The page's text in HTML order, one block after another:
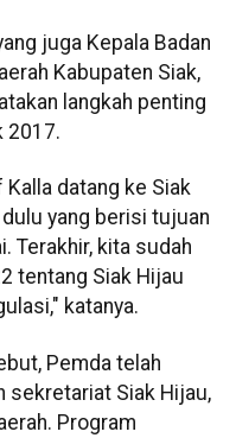
juga Kepala Badan
Kabupaten Siak,
langkah penting
2017.
datang ke Siak
yang berisi tujuan
Terakhir, kita sudah
tentang Siak Hijau
katanya.
Pemda telah
sekretariat Siak Hijau,
Program